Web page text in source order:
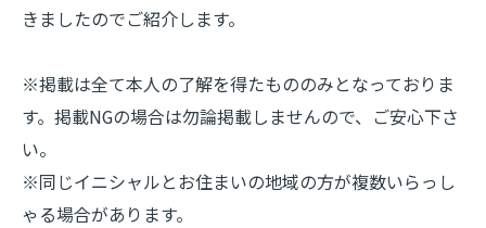
きましたのでご紹介します。
※掲載は全て本人の了解を得たもののみとなっておりま
す。掲載NGの場合は勿論掲載しませんので、ご安心下さ
い。
※同じイニシャルとお住まいの地域の方が複数いらっし
ゃる場合があります。